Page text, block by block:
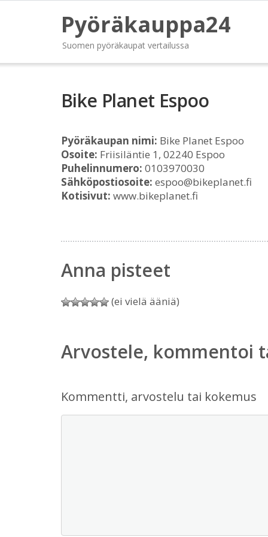
Pyöräkauppa24
Suomen pyöräkaupat vertailussa
Bike Planet Espoo
Pyöräkaupan nimi: Bike Planet Espoo
Osoite: Friisiläntie 1, 02240 Espoo
Puhelinnumero: 0103970030
Sähköpostiosoite: espoo@bikeplanet.fi
Kotisivut: www.bikeplanet.fi
Anna pisteet
(ei vielä ääniä)
Arvostele, kommentoi
Kommentti, arvostelu tai kokemus